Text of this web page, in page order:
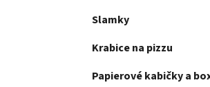
Slamky
Krabice na pizzu
Papierové kabičky a